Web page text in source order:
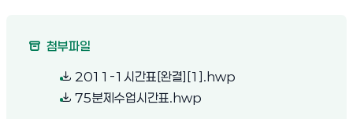
첨부파일
2011-1시간표[완결][1].hwp
75분제수업시간표.hwp